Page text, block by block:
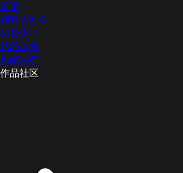
首页
编程大闯关
免费课程
精品课程
系统课程
作品社区